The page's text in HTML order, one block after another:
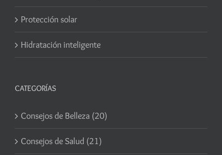
Protección solar
Hidratación inteligente
CATEGORÍAS
Consejos de Belleza (20)
Consejos de Salud (21)